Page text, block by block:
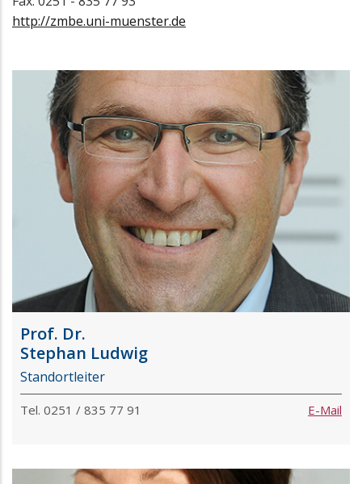
http://zmbe.uni-muenster.de
Prof. Dr.
Stephan Ludwig
Standortleiter
Tel. 0251 / 835 77 91 E-Mail